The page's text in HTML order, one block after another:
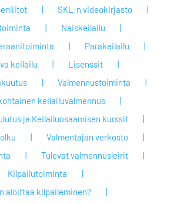
SKL:n videokirjasto
Naiskeilailu
Parakeilailu
keilailu
Lisenssit
Valmennustoiminta
keilailuvalmennus
ja Keilailuosaamisen kurssit
Valmentajan verkosto
Tulevat valmennusleirit
Kilpailutoiminta
aloittaa kilpaileminen?